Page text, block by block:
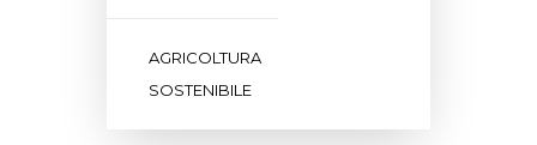
AGRICOLTURA
SOSTENIBILE